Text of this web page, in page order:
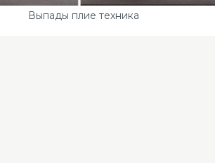
Выпады плие техника